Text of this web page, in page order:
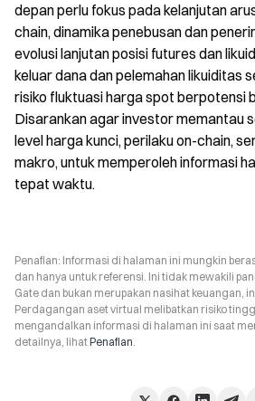
depan perlu fokus pada kelanjutan
chain, dinamika penebusan dan
evolusi lanjutan posisi futures dan
keluar dana dan pelemahan likuiditas
risiko fluktuasi harga spot berpotensi
Disarankan agar investor memantau
level harga kunci, perilaku on-chain,
makro, untuk memperoleh informasi
tepat waktu.
Penafian: Informasi di halaman ini mungkin
dan hanya untuk referensi. Ini tidak mewakili
Gate dan bukan merupakan nasihat keuangan,
Perdagangan aset virtual melibatkan risiko
mengandalkan informasi di halaman ini saat
detailnya, lihatPenafian.